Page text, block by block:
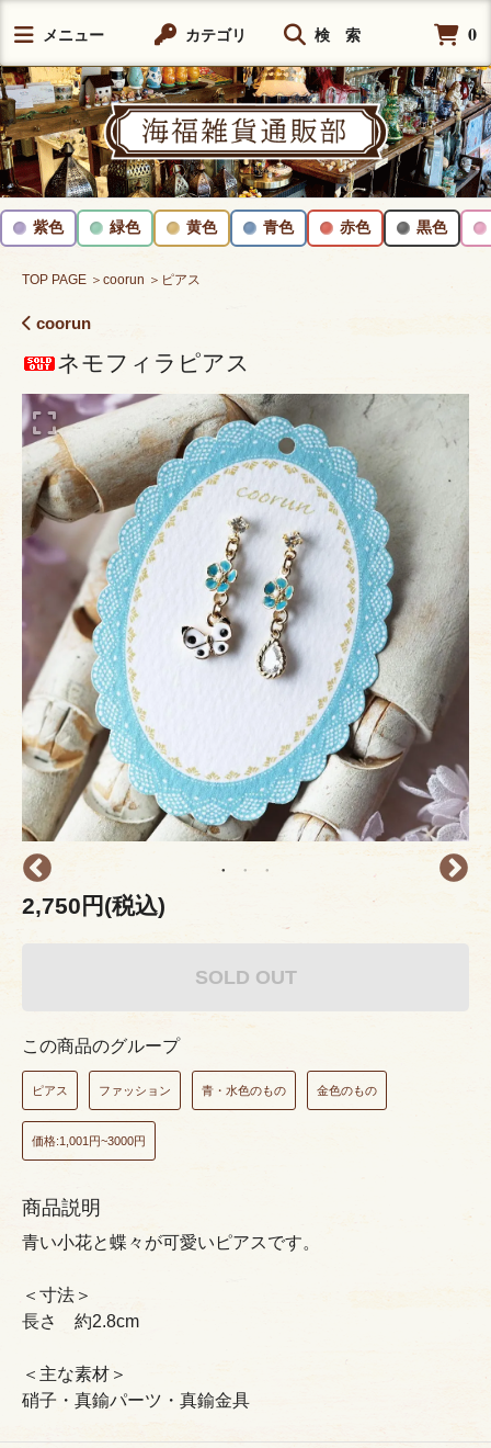
メニュー カテゴリ 検 索 0
紫色 緑色 黄色 青色 赤色 黒色
TOP PAGE ＞coorun ＞ピアス
coorun
ネモフィラピアス
2,750円(税込)
SOLD OUT
この商品のグループ
ピアス ファッション 青・水色のもの 金色のもの
価格:1,001円~3000円
商品説明
青い小花と蝶々が可愛いピアスです。
＜寸法＞
長さ 約2.8cm
＜主な素材＞
硝子・真鍮パーツ・真鍮金具